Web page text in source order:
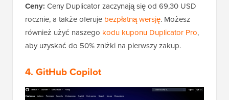
Ceny: Ceny Duplicator zaczynają się od 69,30 USD
rocznie, a także oferuje bezpłatną wersję. Możesz
również użyć naszego kodu kuponu Duplicator Pro,
aby uzyskać do 50% zniżki na pierwszy zakup.
4. GitHub Copilot